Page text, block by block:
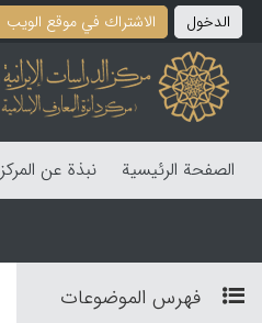
الدخول الاشتراك في موقع الویب
الصفحة الرئیسیة نبذة عن المرکز
فهرس الموضوعات